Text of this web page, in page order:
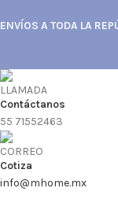
ENVÍOS A TODA LA
Contáctanos
55 71552463
Cotiza
info@mhome.mx